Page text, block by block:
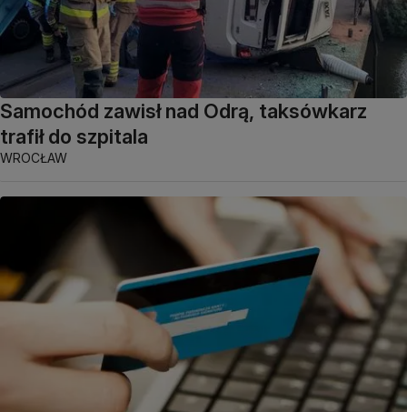
Samochód zawisł nad Odrą, taksówkarz
trafił do szpitala
WROCŁAW